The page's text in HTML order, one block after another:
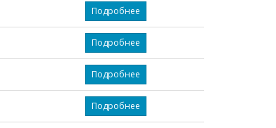
Подробнее
Подробнее
Подробнее
Подробнее